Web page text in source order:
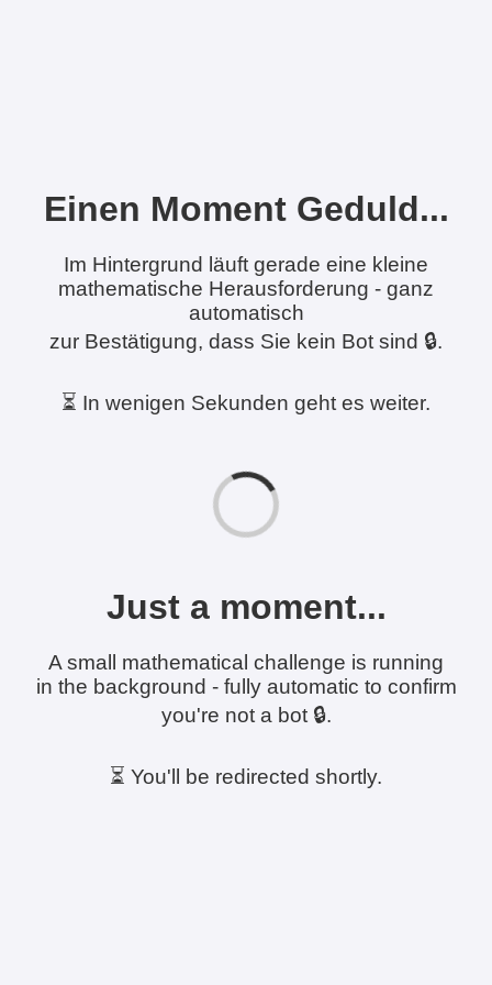
Einen Moment Geduld...
Im Hintergrund läuft gerade eine kleine
mathematische Herausforderung - ganz
automatisch
zur Bestätigung, dass Sie kein Bot sind 🔒.
⏳ In wenigen Sekunden geht es weiter.
Just a moment...
A small mathematical challenge is running
in the background - fully automatic to confirm
you're not a bot 🔒.
⏳ You'll be redirected shortly.